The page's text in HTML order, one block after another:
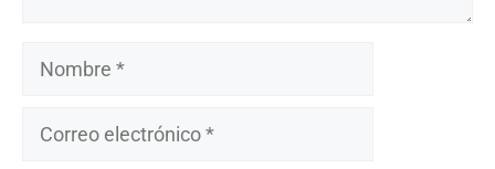
Nombre